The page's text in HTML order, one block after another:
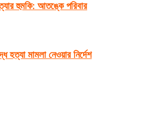
হুমকি: আতঙ্কে পরিবার
হত্যা মামলা নেওয়ার নির্দেশ